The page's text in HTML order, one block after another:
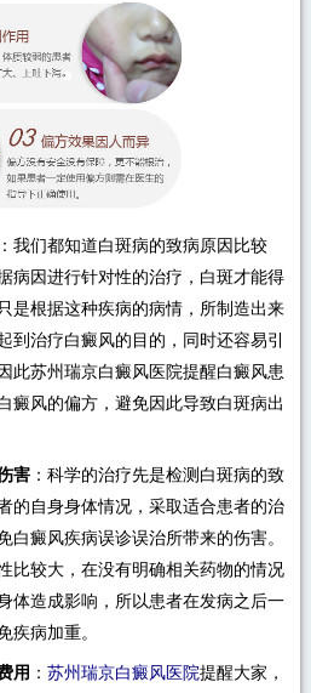
我们都知道白斑病的致病原因比较
病因进行针对性的治疗，白斑才能得
是根据这种疾病的病情，所制造出来
到治疗白癜风的目的，同时还容易引
此苏州瑞京白癜风医院提醒白癜风患
癜风的偏方，避免因此导致白斑病出
害：科学的治疗先是检测白斑病的致
的自身身体情况，采取适合患者的治
白癜风疾病误诊误治所带来的伤害。
比较大，在没有明确相关药物的情况
体造成影响，所以患者在发病之后一
疾病加重。
用 ： 苏州瑞京白癜风医院提醒大家，